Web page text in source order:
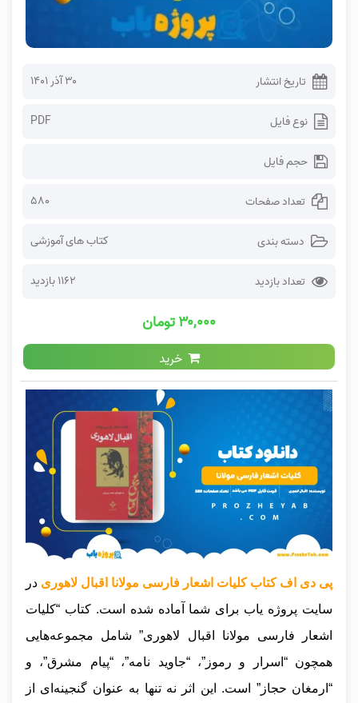
تاریخ انتشار ۳۰ آذر ۱۴۰۱
نوع فایل PDF
حجم فایل
تعداد صفحات 580
دسته بندی کتاب های آموزشی
تعداد بازدید 1162 بازدید
۳۰,۰۰۰ تومان
خرید
پی دی اف کتاب کلیات اشعار فارسی مولانا اقبال لاهوری در
سایت پروژه یاب برای شما آماده شده است. کتاب “کلیات
اشعار فارسی مولانا اقبال لاهوری” شامل مجموعه‌هایی
همچون “اسرار و رموز”، “جاوید نامه”، “پیام مشرق”، و
“ارمغان حجاز” است. این اثر نه تنها به عنوان گنجینه‌ای از